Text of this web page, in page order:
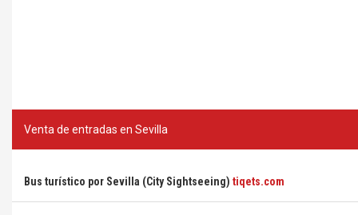
Venta de entradas en Sevilla
Bus turístico por Sevilla (City Sightseeing) tiqets.com